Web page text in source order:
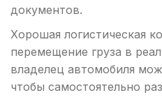
документов.
Хорошая логистическая
перемещение груза в
владелец автомобиля
чтобы самостоятельно